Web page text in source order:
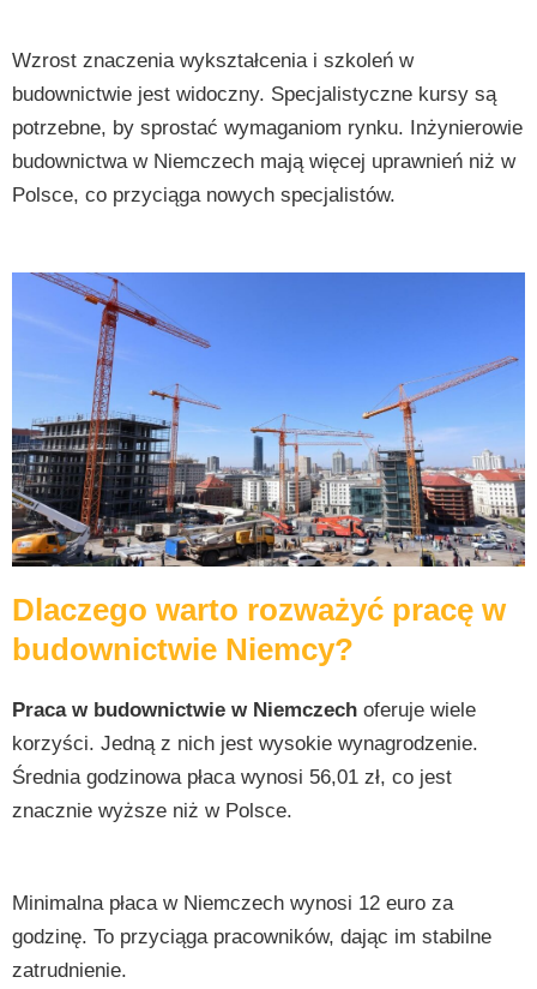
Wzrost znaczenia wykształcenia i szkoleń w
budownictwie jest widoczny. Specjalistyczne kursy są
potrzebne, by sprostać wymaganiom rynku. Inżynierowie
budownictwa w Niemczech mają więcej uprawnień niż w
Polsce, co przyciąga nowych specjalistów.
Dlaczego warto rozważyć pracę w
budownictwie Niemcy?
Praca w budownictwie w Niemczech oferuje wiele
korzyści. Jedną z nich jest wysokie wynagrodzenie.
Średnia godzinowa płaca wynosi 56,01 zł, co jest
znacznie wyższe niż w Polsce.
Minimalna płaca w Niemczech wynosi 12 euro za
godzinę. To przyciąga pracowników, dając im stabilne
zatrudnienie.